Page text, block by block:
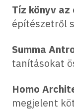
Tíz könyv
építészetről
Summa
tanításokat
Homo
megjelent